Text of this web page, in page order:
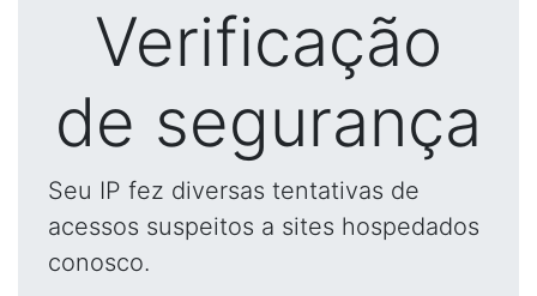
Verificação
de segurança
Seu IP fez diversas tentativas de
acessos suspeitos a sites hospedados
conosco.